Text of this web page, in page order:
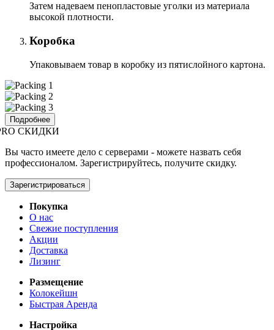
Затем надеваем пенопластовые уголки из материала
высокой плотности.
Коробка
Упаковываем товар в коробку из пятислойного картона.
Подробнее
СКИДКИ
Вы часто имеете дело с серверами - можете назвать себя
профессионалом. Зарегистрируйтесь, получите скидку.
Зарегистрироваться
Покупка
О нас
Свежие поступления
Акции
Доставка
Лизинг
Размещение
Колокейшн
Быстрая Аренда
Настройка